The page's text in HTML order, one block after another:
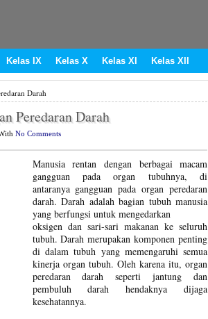
Kelas IX Kelas X Kelas XI Kelas XII
Darah
Peredaran Darah
No Comments
Manusia rentan dengan berbagai macam
gangguan pada organ tubuhnya, di
antaranya gangguan pada organ peredaran
darah. Darah adalah bagian tubuh manusia
yang berfungsi untuk mengedarkan
oksigen dan sari-sari makanan ke seluruh
tubuh. Darah merupakan komponen penting
di dalam tubuh yang memengaruhi semua
kinerja organ tubuh. Oleh karena itu, organ
peredaran darah seperti jantung dan
pembuluh darah hendaknya dijaga
kesehatannya.